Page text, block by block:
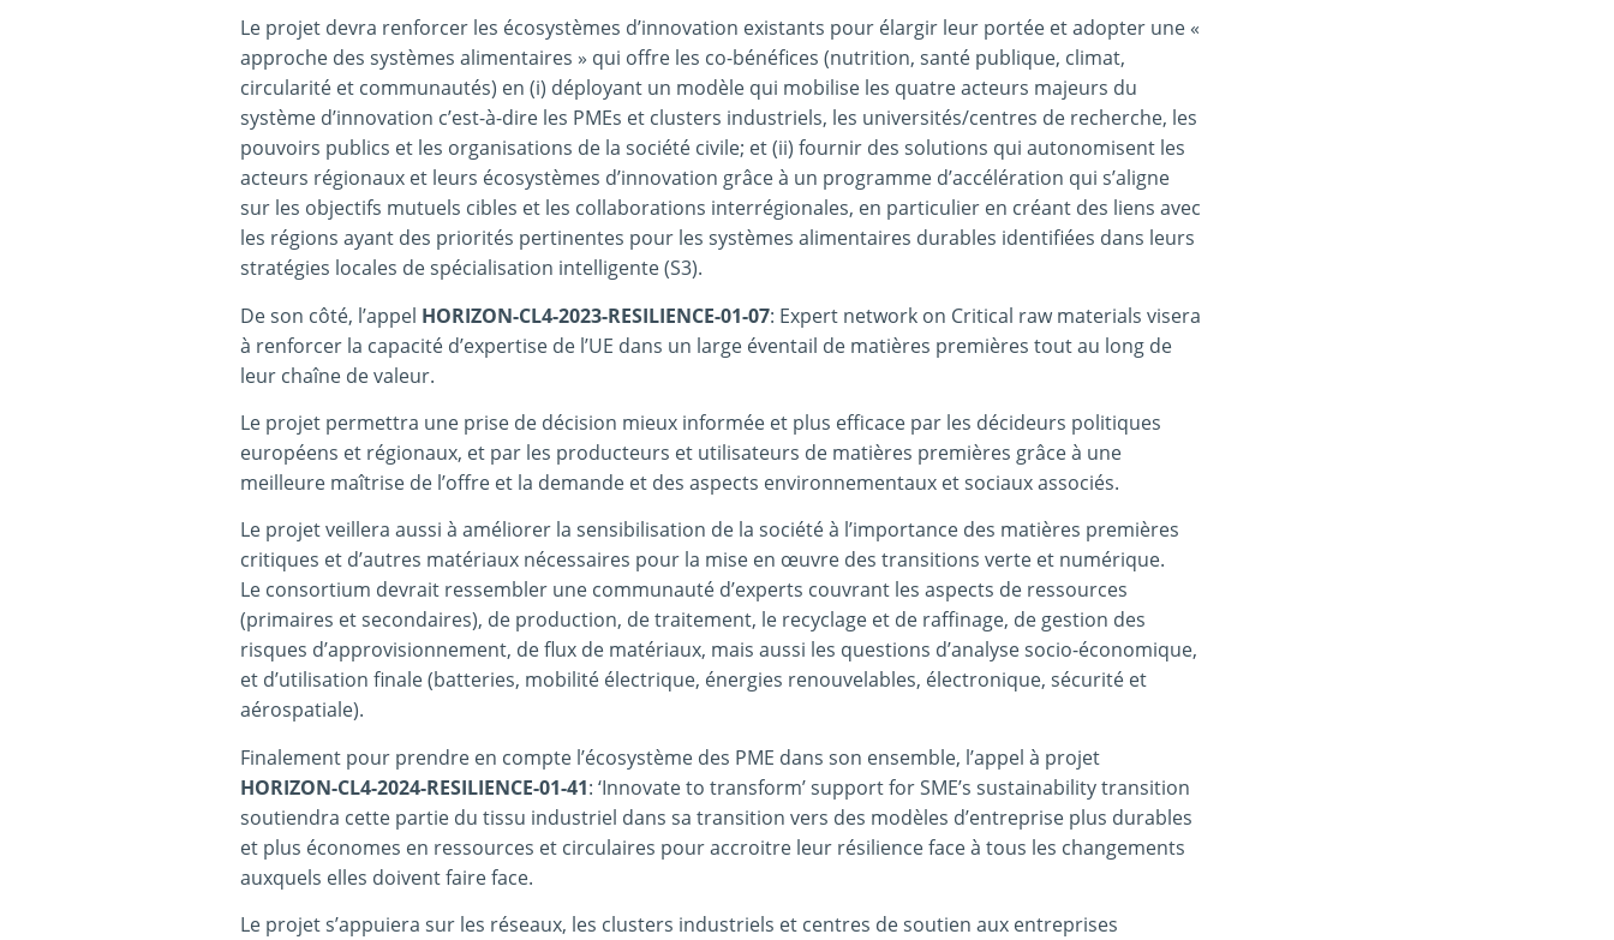
Le projet devra renforcer les écosystèmes d’innovation existants pour élargir leur portée et adopter une «
approche des systèmes alimentaires » qui offre les co-bénéfices (nutrition, santé publique, climat,
circularité et communautés) en (i) déployant un modèle qui mobilise les quatre acteurs majeurs du
système d’innovation c’est-à-dire les PMEs et clusters industriels, les universités/centres de recherche, les
pouvoirs publics et les organisations de la société civile; et (ii) fournir des solutions qui autonomisent les
acteurs régionaux et leurs écosystèmes d’innovation grâce à un programme d’accélération qui s’aligne
sur les objectifs mutuels cibles et les collaborations interrégionales, en particulier en créant des liens avec
les régions ayant des priorités pertinentes pour les systèmes alimentaires durables identifiées dans leurs
stratégies locales de spécialisation intelligente (S3).
De son côté, l’appel HORIZON-CL4-2023-RESILIENCE-01-07: Expert network on Critical raw materials visera
à renforcer la capacité d’expertise de l’UE dans un large éventail de matières premières tout au long de
leur chaîne de valeur.
Le projet permettra une prise de décision mieux informée et plus efficace par les décideurs politiques
européens et régionaux, et par les producteurs et utilisateurs de matières premières grâce à une
meilleure maîtrise de l’offre et la demande et des aspects environnementaux et sociaux associés.
Le projet veillera aussi à améliorer la sensibilisation de la société à l’importance des matières premières
critiques et d’autres matériaux nécessaires pour la mise en œuvre des transitions verte et numérique.
Le consortium devrait ressembler une communauté d’experts couvrant les aspects de ressources
(primaires et secondaires), de production, de traitement, le recyclage et de raffinage, de gestion des
risques d’approvisionnement, de flux de matériaux, mais aussi les questions d’analyse socio-économique,
et d’utilisation finale (batteries, mobilité électrique, énergies renouvelables, électronique, sécurité et
aérospatiale).
Finalement pour prendre en compte l’écosystème des PME dans son ensemble, l’appel à projet
HORIZON-CL4-2024-RESILIENCE-01-41: ‘Innovate to transform’ support for SME’s sustainability transition
soutiendra cette partie du tissu industriel dans sa transition vers des modèles d’entreprise plus durables
et plus économes en ressources et circulaires pour accroitre leur résilience face à tous les changements
auxquels elles doivent faire face.
Le projet s’appuiera sur les réseaux, les clusters industriels et centres de soutien aux entreprises